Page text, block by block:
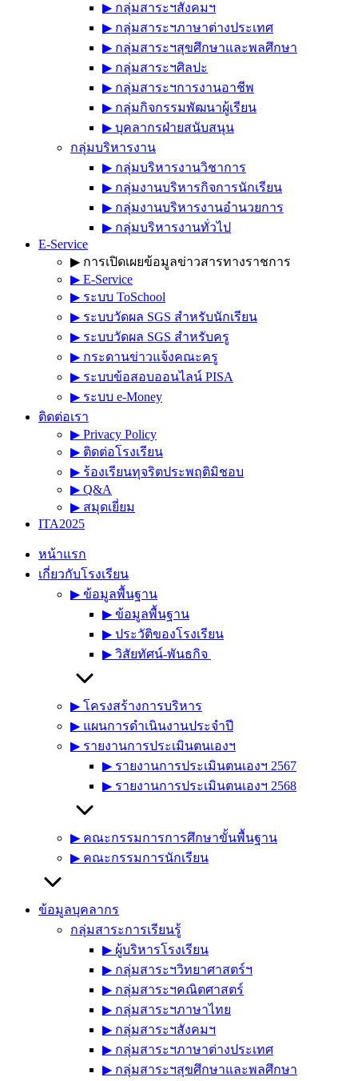
▶︎ กลุ่มสาระฯสังคมฯ
▶︎ กลุ่มสาระฯภาษาต่างประเทศ
▶︎ กลุ่มสาระฯสุขศึกษาและพลศึกษา
▶︎ กลุ่มสาระฯศิลปะ
▶︎ กลุ่มสาระฯการงานอาชีพ
▶︎ กลุ่มกิจกรรมพัฒนาผู้เรียน
▶︎ บุคลากรฝ่ายสนับสนุน
กลุ่มบริหารงาน
▶︎ กลุ่มบริหารงานวิชาการ
▶︎ กลุ่มงานบริหารกิจการนักเรียน
▶︎ กลุ่มงานบริหารงานอำนวยการ
▶︎ กลุ่มบริหารงานทั่วไป
E-Service
▶︎ การเปิดเผยข้อมูลข่าวสารทางราชการ
▶︎ E-Service
▶︎ ระบบ ToSchool
▶︎ ระบบวัดผล SGS สำหรับนักเรียน
▶︎ ระบบวัดผล SGS สำหรับครู
▶︎ กระดานข่าวแจ้งคณะครู
▶︎ ระบบข้อสอบออนไลน์ PISA
▶︎ ระบบ e-Money
ติดต่อเรา
▶︎ Privacy Policy
▶︎ ติดต่อโรงเรียน
▶︎ ร้องเรียนทุจริตประพฤติมิชอบ
▶︎ Q&A
▶︎ สมุดเยี่ยม
ITA2025
หน้าแรก
เกี่ยวกับโรงเรียน
▶︎ ข้อมูลพื้นฐาน
▶︎ ข้อมูลพื้นฐาน
▶︎ ประวัติของโรงเรียน
▶︎ วิสัยทัศน์-พันธกิจ
▶︎ โครงสร้างการบริหาร
▶︎ แผนการดำเนินงานประจำปี
▶︎ รายงานการประเมินตนเองฯ
▶︎ รายงานการประเมินตนเองฯ 2567
▶︎ รายงานการประเมินตนเองฯ 2568
▶︎ คณะกรรมการการศึกษาขั้นพื้นฐาน
▶︎ คณะกรรมการนักเรียน
ข้อมูลบุคลากร
กลุ่มสาระการเรียนรู้
▶︎ ผู้บริหารโรงเรียน
▶︎ กลุ่มสาระฯวิทยาศาสตร์ฯ
▶︎ กลุ่มสาระฯคณิตศาสตร์
▶︎ กลุ่มสาระฯภาษาไทย
▶︎ กลุ่มสาระฯสังคมฯ
▶︎ กลุ่มสาระฯภาษาต่างประเทศ
▶︎ กลุ่มสาระฯสุขศึกษาและพลศึกษา